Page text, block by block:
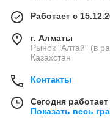
Работает с
г. Алматы
Рынок "Алтай" (в
Казахстан
Контакты
Сегодня
Показать весь